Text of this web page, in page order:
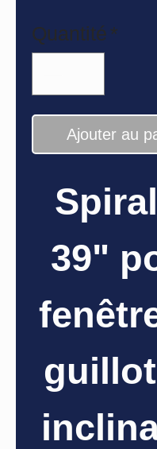
Quantité *
Ajouter au
39"